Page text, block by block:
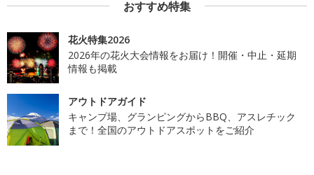
おすすめ特集
花火特集2026
2026年の花火大会情報をお届け！開催・中止・延期
情報も掲載
アウトドアガイド
キャンプ場、グランピングからBBQ、アスレチック
まで！全国のアウトドアスポットをご紹介